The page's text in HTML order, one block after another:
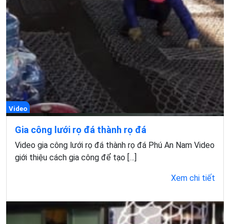
Video
Gia công lưới rọ đá thành rọ đá
Video gia công lưới rọ đá thành rọ đá Phú An Nam Video
giới thiệu cách gia công để tạo […]
Xem chi tiết